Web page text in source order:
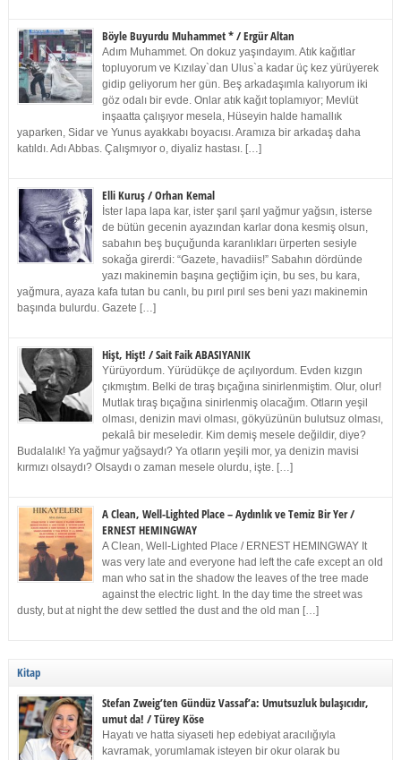
Böyle Buyurdu Muhammet * / Ergür Altan
Adım Muhammet. On dokuz yaşındayım. Atık kağıtlar
topluyorum ve Kızılay`dan Ulus`a kadar üç kez yürüyerek
gidip geliyorum her gün. Beş arkadaşımla kalıyorum iki
göz odalı bir evde. Onlar atık kağıt toplamıyor; Mevlüt
inşaatta çalışıyor mesela, Hüseyin halde hamallık
yaparken, Sidar ve Yunus ayakkabı boyacısı. Aramıza bir arkadaş daha
katıldı. Adı Abbas. Çalışmıyor o, diyaliz hastası. […]
Elli Kuruş / Orhan Kemal
İster lapa lapa kar, ister şarıl şarıl yağmur yağsın, isterse
de bütün gecenin ayazından karlar dona kesmiş olsun,
sabahın beş buçuğunda karanlıkları ürperten sesiyle
sokağa girerdi: “Gazete, havadiis!” Sabahın dördünde
yazı makinemin başına geçtiğim için, bu ses, bu kara,
yağmura, ayaza kafa tutan bu canlı, bu pırıl pırıl ses beni yazı makinemin
başında bulurdu. Gazete […]
Hişt, Hişt! / Sait Faik ABASIYANIK
Yürüyordum. Yürüdükçe de açılıyordum. Evden kızgın
çıkmıştım. Belki de tıraş bıçağına sinirlenmiştim. Olur, olur!
Mutlak tıraş bıçağına sinirlenmiş olacağım. Otların yeşil
olması, denizin mavi olması, gökyüzünün bulutsuz olması,
pekalâ bir meseledir. Kim demiş mesele değildir, diye?
Budalalık! Ya yağmur yağsaydı? Ya otların yeşili mor, ya denizin mavisi
kırmızı olsaydı? Olsaydı o zaman mesele olurdu, işte. […]
A Clean, Well-Lighted Place – Aydınlık ve Temiz Bir Yer /
ERNEST HEMINGWAY
A Clean, Well-Lighted Place / ERNEST HEMINGWAY It
was very late and everyone had left the cafe except an old
man who sat in the shadow the leaves of the tree made
against the electric light. In the day time the street was
dusty, but at night the dew settled the dust and the old man […]
Kitap
Stefan Zweig’ten Gündüz Vassaf’a: Umutsuzluk bulaşıcıdır,
umut da! / Türey Köse
Hayatı ve hatta siyaseti hep edebiyat aracılığıyla
kavramak, yorumlamak isteyen bir okur olarak bu